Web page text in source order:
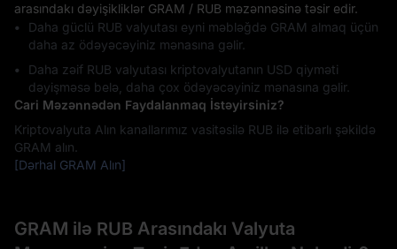
arasındakı dəyişikliklər GRAM / RUB məzənnəsinə təsir edir.
Daha güclü RUB valyutası eyni məbləğdə GRAM almaq üçün
daha az ödəyəcəyiniz mənasına gəlir.
Daha zəif RUB valyutası kriptovalyutanın USD qiyməti
dəyişməsə belə, daha çox ödəyəcəyiniz mənasına gəlir.
Cari Məzənnədən Faydalanmaq İstəyirsiniz?
Kriptovalyuta Alın kanallarımız vasitəsilə RUB ilə etibarlı şəkildə
GRAM alın.
[Dərhal GRAM Alın]
GRAM ilə RUB Arasındakı Valyuta